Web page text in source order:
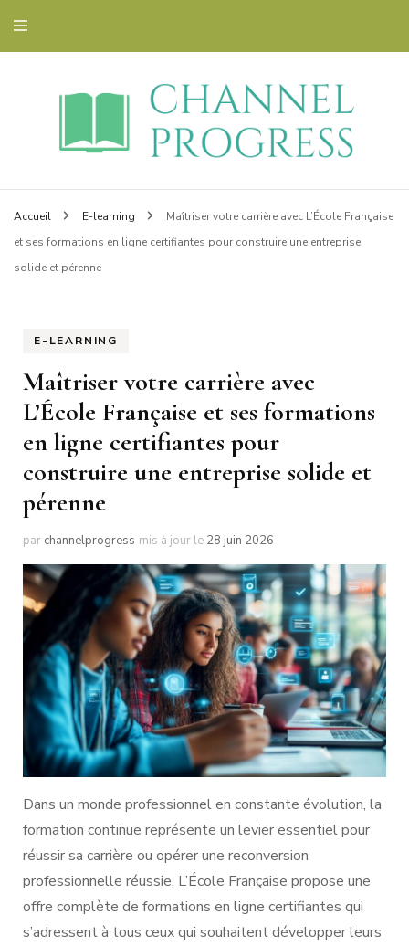
Channelprogress
Blog éducatif et orientation
Accueil E-learning
Maîtriser votre carrière avec L’École Française
et ses formations en ligne certifiantes pour construire une entreprise
solide et pérenne
E-LEARNING
Maîtriser votre carrière avec
L’École Française et ses formations
en ligne certifiantes pour
construire une entreprise solide et
pérenne
par channelprogress mis à jour le 28 juin 2026
Dans un monde professionnel en constante évolution, la
formation continue représente un levier essentiel pour
réussir sa carrière ou opérer une reconversion
professionnelle réussie. L’École Française propose une
offre complète de formations en ligne certifiantes qui
s’adressent à tous ceux qui souhaitent développer leurs